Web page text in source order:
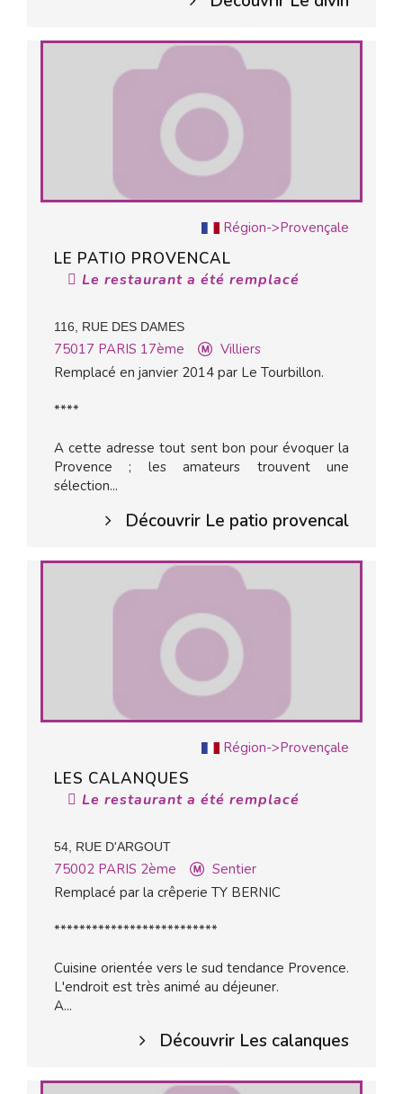
Région->Provençale
LE PATIO PROVENCAL
Le restaurant a été remplacé
116, RUE DES DAMES
75017 PARIS 17ème
Villiers
Remplacé en janvier 2014 par Le Tourbillon.
****
A cette adresse tout sent bon pour évoquer la
Provence ; les amateurs trouvent une
sélection...
Découvrir Le patio provencal
Région->Provençale
LES CALANQUES
Le restaurant a été remplacé
54, RUE D'ARGOUT
75002 PARIS 2ème
Sentier
Remplacé par la crêperie TY BERNIC
**************************
Cuisine orientée vers le sud tendance Provence.
L'endroit est très animé au déjeuner.
A...
Découvrir Les calanques